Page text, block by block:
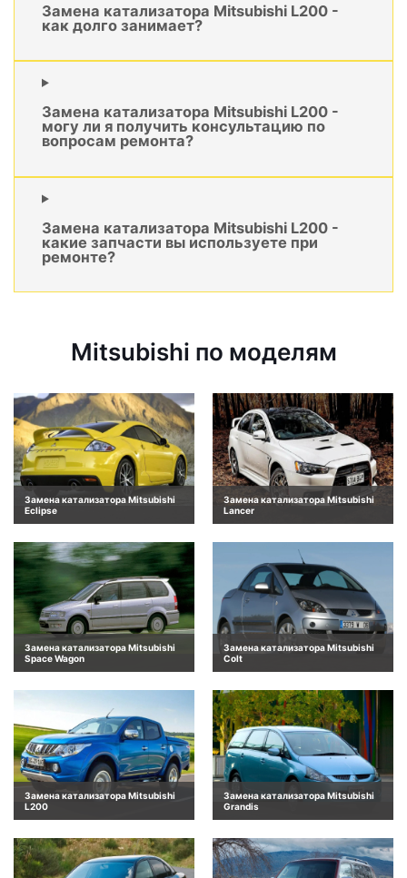
Замена катализатора Mitsubishi L200 -
как долго занимает?
Замена катализатора Mitsubishi L200 -
могу ли я получить консультацию по
вопросам ремонта?
Замена катализатора Mitsubishi L200 -
какие запчасти вы используете при
ремонте?
Mitsubishi по моделям
Замена катализатора Mitsubishi
Eclipse
Замена катализатора Mitsubishi
Lancer
Замена катализатора Mitsubishi
Space Wagon
Замена катализатора Mitsubishi
Colt
Замена катализатора Mitsubishi
L200
Замена катализатора Mitsubishi
Grandis